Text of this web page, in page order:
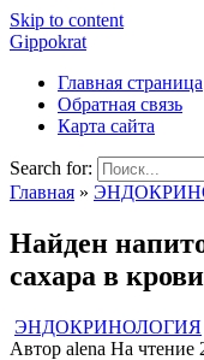
Skip to content
Gippokrat
Главная страница
Обратная связь
Карта сайта
Search for:
Главная »
Найден
сахара в крови
ЭНДОКРИНОЛОГИЯ
Автор alena На чтение